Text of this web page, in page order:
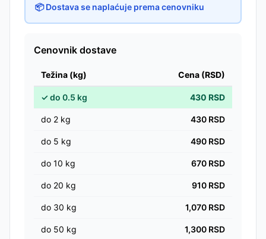
📦 Dostava se naplaćuje prema cenovniku
Cenovnik dostave
Težina (kg) Cena (RSD)
✓do 0.5 kg 430 RSD
do 2 kg 430 RSD
do 5 kg 490 RSD
do 10 kg 670 RSD
do 20 kg 910 RSD
do 30 kg 1,070 RSD
do 50 kg 1,300 RSD